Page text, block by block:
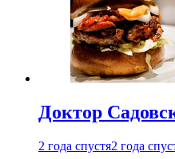
Доктор
2 года спустя2 года